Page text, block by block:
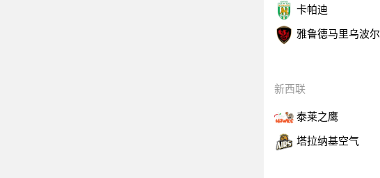
卡帕迪
雅鲁德马里乌波尔
新西联
泰莱之鹰
塔拉纳基空气